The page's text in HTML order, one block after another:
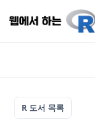
R 도서 목록